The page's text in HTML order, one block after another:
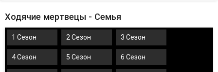
Ходячие мертвецы - Семья
1 Сезон 2 Сезон 3 Сезон
4 Сезон 5 Сезон 6 Сезон